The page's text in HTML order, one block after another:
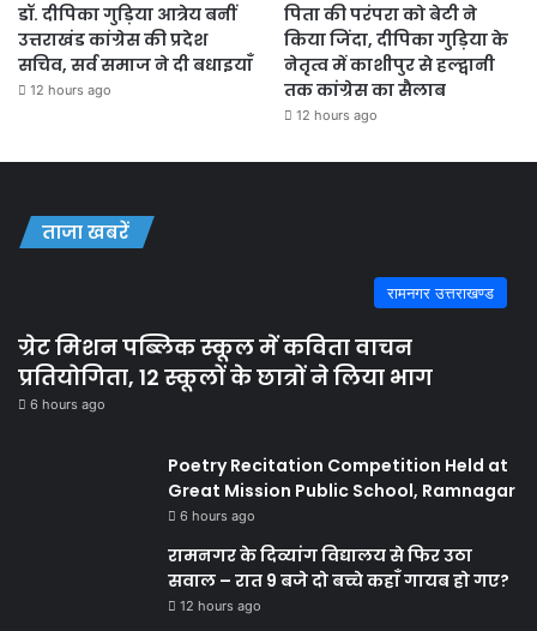
डॉ. दीपिका गुड़िया आत्रेय बनीं
उत्तराखंड कांग्रेस की प्रदेश
सचिव, सर्व समाज ने दी बधाइयाँ
12 hours ago
पिता की परंपरा को बेटी ने
किया जिंदा, दीपिका गुड़िया के
नेतृत्व में काशीपुर से हल्द्वानी
तक कांग्रेस का सैलाब
12 hours ago
ताजा खबरें
रामनगर उत्तराखण्ड
ग्रेट मिशन पब्लिक स्कूल में कविता वाचन
प्रतियोगिता, 12 स्कूलों के छात्रों ने लिया भाग
6 hours ago
Poetry Recitation Competition Held at
Great Mission Public School, Ramnagar
6 hours ago
रामनगर के दिव्यांग विद्यालय से फिर उठा
सवाल – रात 9 बजे दो बच्चे कहाँ गायब हो गए?
12 hours ago